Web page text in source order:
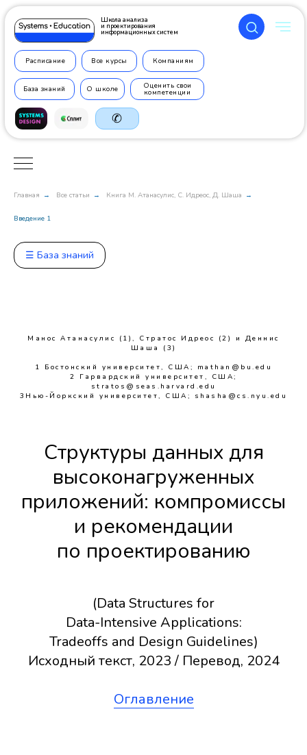
Школа анализа
и проектирования
информационных систем
+7 499
Расписание Все курсы Компаниям
Оценить свои
компетенции
База знаний О школе
✆
Главная → Все статьи → Книга М. Атанасулис, С. Идреос, Д. Шаша →
Введение 1
☰ База знаний
Манос Атанасулис (1), Стратос Идреос (2) и Деннис
Шаша (3)
1 Бостонский университет, США; mathan@bu.edu
2 Гарвардский университет, США;
stratos@seas.harvard.edu
3Нью-Йоркский университет, США; shasha@cs.nyu.edu
Структуры данных для
высоконагруженных
приложений: компромиссы
и рекомендации
по проектированию
(Data Structures for
Data-Intensive Applications:
Tradeoffs and Design Guidelines)
Исходный текст, 2023 / Перевод, 2024
Оглавление